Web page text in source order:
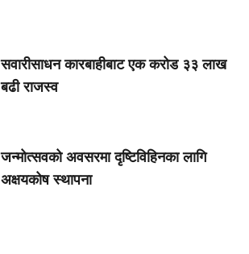
सवारीसाधन कारबाहीबाट एक करोड ३३ लाख
बढी राजस्व
जन्मोत्सवको अवसरमा दृष्टिविहिनका लागि
अक्षयकोष स्थापना